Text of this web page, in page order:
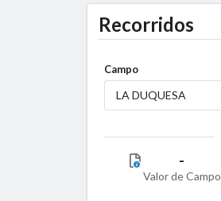
Recorridos
Campo
LA DUQUESA
-
Valor de Campo